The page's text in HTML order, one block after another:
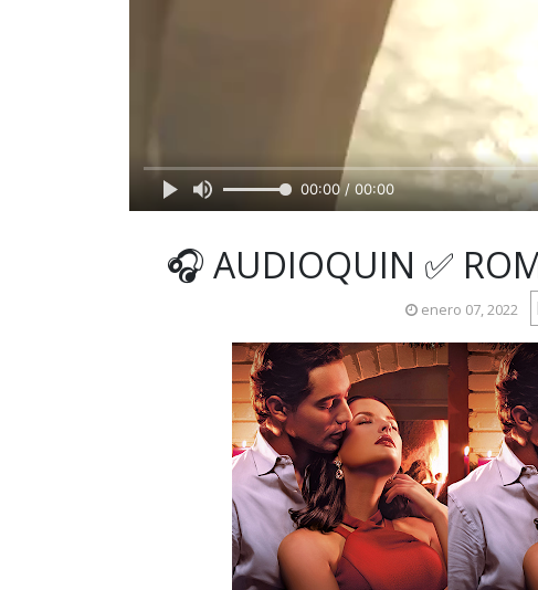
00:00 / 00:00
🎧 AUDIOQUIN ✅
enero 07, 2022